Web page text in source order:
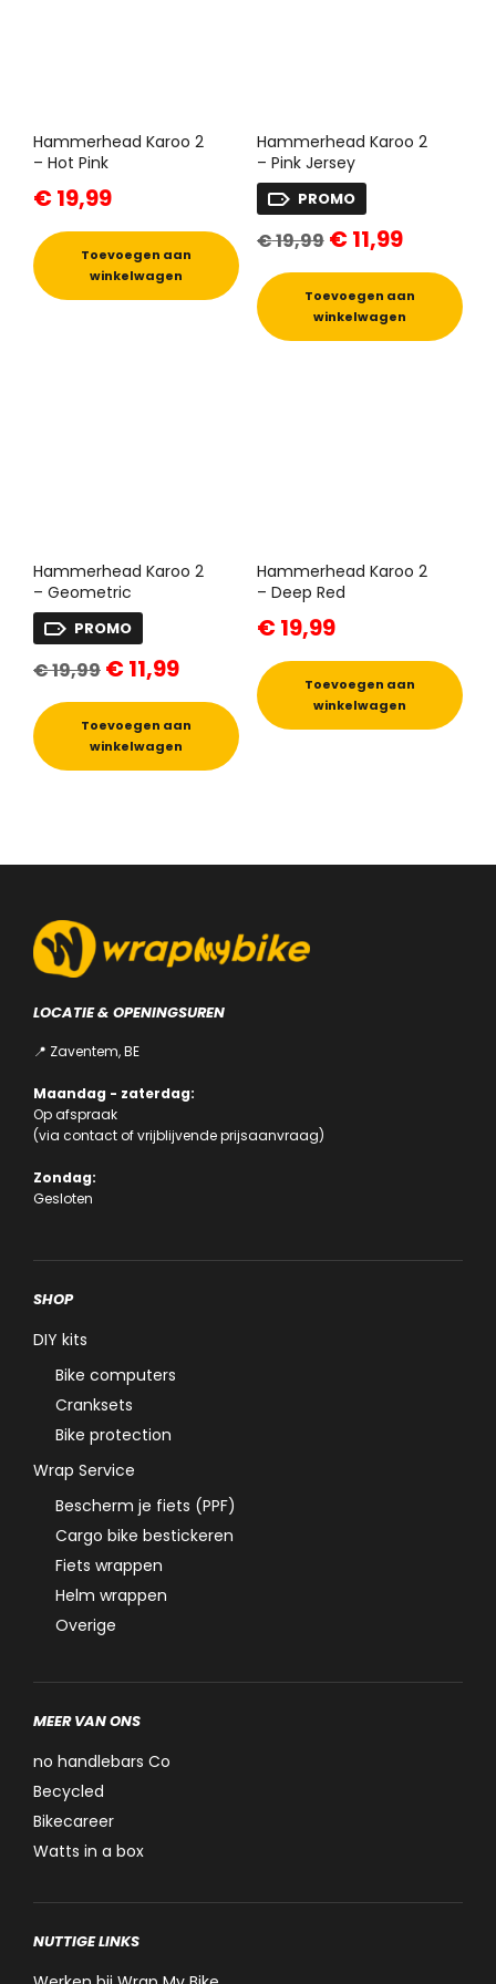
Hammerhead Karoo 2
– Hot Pink
€19,99
Toevoegen aan
winkelwagen
Hammerhead Karoo 2
– Pink Jersey
PROMO
€19,99 Oorspronkelijke
prijs
was:
€ 19,99.
€11,99Huidige
is:
€ 11,99.
Toevoegen aan
winkelwagen
Hammerhead Karoo 2
– Geometric
PROMO
€19,99 Oorspronkelijke
prijs
was:
€ 19,99.
€11,99Huidige
is:
€ 11,99.
Toevoegen aan
winkelwagen
Hammerhead Karoo 2
– Deep Red
€19,99
Toevoegen aan
winkelwagen
LOCATIE & OPENINGSUREN
📍 Zaventem, BE
Maandag - zaterdag:
Op afspraak
(via contactofvrijblijvende prijsaanvraag)
Zondag:
Gesloten
SHOP
DIY kits
Bike computers
Cranksets
Bike protection
Wrap Service
Bescherm je fiets (PPF)
Cargo bike bestickeren
Fiets wrappen
Helm wrappen
Overige
MEER VAN ONS
no handlebars Co
Becycled
Bikecareer
Watts in a box
NUTTIGE LINKS